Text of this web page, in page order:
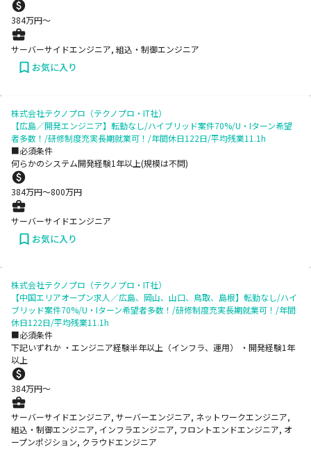
384万円〜
サーバーサイドエンジニア, 組込・制御エンジニア
お気に入り
株式会社テクノプロ（テクノプロ・IT社）
【広島／開発エンジニア】転勤なし/ハイブリッド案件70%/U・Iターン希望
者多数！/研修制度充実長期就業可！/年間休日122日/平均残業11.1h
■必須条件
何らかのシステム開発経験1年以上(規模は不問)
384万円〜800万円
サーバーサイドエンジニア
お気に入り
株式会社テクノプロ（テクノプロ・IT社）
【中国エリアオープン求人／広島、岡山、山口、鳥取、島根】転勤なし/ハイ
ブリッド案件70%/U・Iターン希望者多数！/研修制度充実長期就業可！/年間
休日122日/平均残業11.1h
■必須条件
下記いずれか ・エンジニア経験半年以上（インフラ、運用） ・開発経験1年
以上
384万円〜
サーバーサイドエンジニア, サーバーエンジニア, ネットワークエンジニア,
組込・制御エンジニア, インフラエンジニア, フロントエンドエンジニア, オ
ープンポジション, クラウドエンジニア